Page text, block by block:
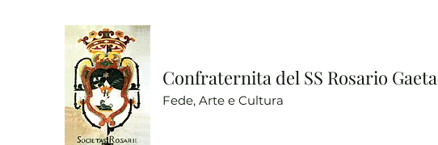
Confraternita del SS Rosario Gaeta
Fede, Arte e Cultura